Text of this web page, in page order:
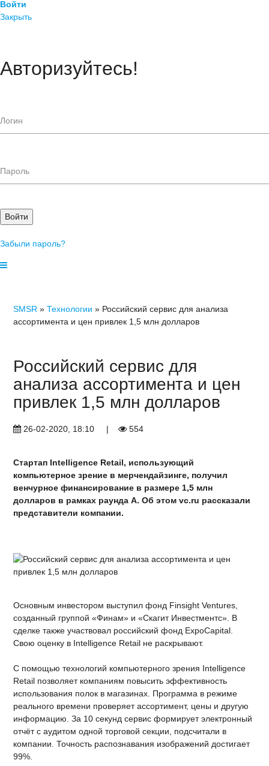
Войти
Закрыть
Авторизуйтесь!
Войти
Забыли пароль?
SMSR »Технологии » Российский сервис для анализа
ассортимента и цен привлек 1,5 млн долларов
Российский сервис для
анализа ассортимента и цен
привлек 1,5 млн долларов
26-02-2020, 18:10 | 554
Стартап Intelligence Retail, использующий
компьютерное зрение в мерчендайзинге, получил
венчурное финансирование в размере 1,5 млн
долларов в рамках раунда А. Об этом vc.ru рассказали
представители компании.
Основным инвестором выступил фонд Finsight Ventures,
созданный группой «Финам» и «Скагит Инвестментс». В
сделке также участвовал российский фонд ExpoCapital.
Свою оценку в Intelligence Retail не раскрывают.
С помощью технологий компьютерного зрения Intelligence
Retail позволяет компаниям повысить эффективность
использования полок в магазинах. Программа в режиме
реального времени проверяет ассортимент, цены и другую
информацию. За 10 секунд сервис формирует электронный
отчёт с аудитом одной торговой секции, подсчитали в
компании. Точность распознавания изображений достигает
99%.